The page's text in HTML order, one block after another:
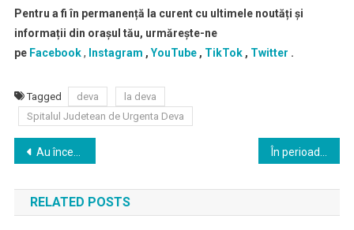
Pentru a fi în permanență la curent cu ultimele noutăți și
informații din orașul tău, urmărește-ne
pe Facebook, Instagram , YouTube, TikTok, Twitter .
Tagged deva
la deva
Spitalul Judetean de Urgenta Deva
Navigare
în
articole
Au început înscrierile la Festivalul Concurs Național „Deva Music Star” 2026
RELATED POSTS